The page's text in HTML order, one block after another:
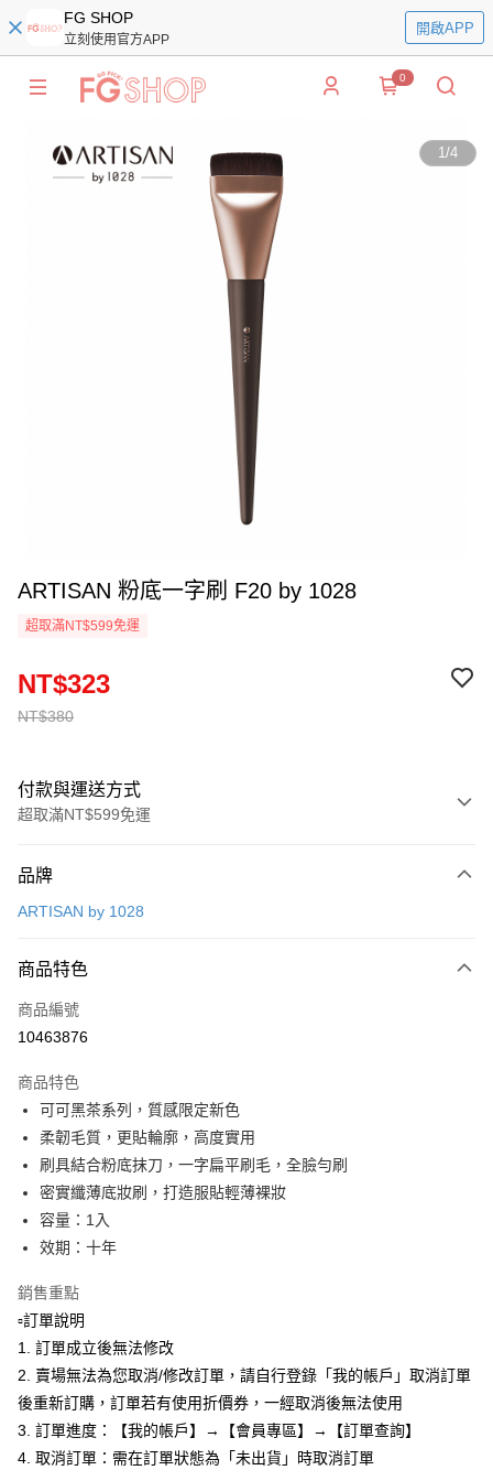
FG SHOP
立刻使用官方APP
開啟APP
0
1/4
ARTISAN 粉底一字刷 F20 by 1028
超取滿NT$599免運
NT$380
NT$323
付款與運送方式
超取滿NT$599免運
信用卡一次付款
運送方式
全家取貨付款
付款後全家取貨
每筆NT$80，滿NT$599(含以上)免運費
7-11取貨付款
每筆NT$80，滿NT$599(含以上)免運費
付款後7-11取貨
每筆NT$80，滿NT$599(含以上)免運費
宅配
每筆NT$90，滿NT$599(含以上)免運費
品牌
ARTISAN by 1028
商品特色
商品編號
10463876
商品特色
可可黑茶系列，質感限定新色
柔韌毛質，更貼輪廓，高度實用
刷具結合粉底抹刀，一字扁平刷毛，全臉勻刷
密實纖薄底妝刷，打造服貼輕薄裸妝
容量：1入
效期：十年
銷售重點
▫️訂單說明
1. 訂單成立後無法修改
2. 賣場無法為您取消/修改訂單，請自行登錄「我的帳戶」取消訂單
後重新訂購，訂單若有使用折價券，一經取消後無法使用
3. 訂單進度：【我的帳戶】→【會員專區】→【訂單查詢】
4. 取消訂單：需在訂單狀態為「未出貨」時取消訂單